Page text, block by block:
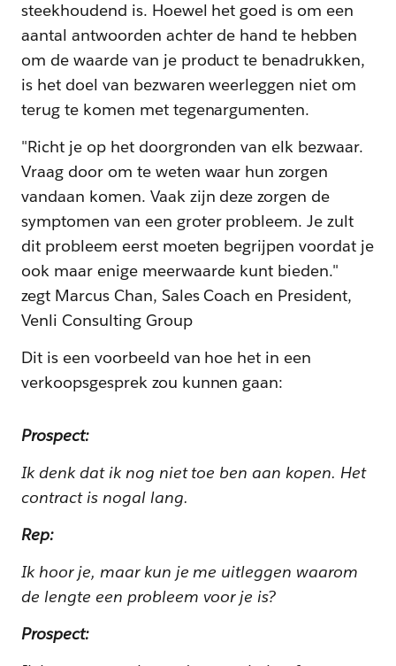
steekhoudend is. Hoewel het goed is om een
aantal antwoorden achter de hand te hebben
om de waarde van je product te benadrukken,
is het doel van bezwaren weerleggen niet om
terug te komen met tegenargumenten.
"Richt je op het doorgronden van elk bezwaar.
Vraag door om te weten waar hun zorgen
vandaan komen. Vaak zijn deze zorgen de
symptomen van een groter probleem. Je zult
dit probleem eerst moeten begrijpen voordat je
ook maar enige meerwaarde kunt bieden."
zegt Marcus Chan, Sales Coach en President,
Venli Consulting Group
Dit is een voorbeeld van hoe het in een
verkoopsgesprek zou kunnen gaan:
Prospect:
Ik denk dat ik nog niet toe ben aan kopen. Het
contract is nogal lang.
Rep:
Ik hoor je, maar kun je me uitleggen waarom
de lengte een probleem voor je is?
Prospect: